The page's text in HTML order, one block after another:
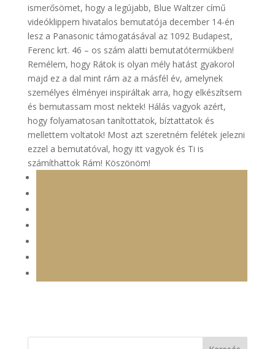
ismerősömet, hogy a legújabb, Blue Waltzer című
videóklippem hivatalos bemutatója december 14-én
lesz a Panasonic támogatásával az 1092 Budapest,
Ferenc krt. 46 – os szám alatti bemutatótermükben!
Remélem, hogy Rátok is olyan mély hatást gyakorol
majd ez a dal mint rám az a másfél év, amelynek
személyes élményei inspiráltak arra, hogy elkészítsem
és bemutassam most nektek! Hálás vagyok azért,
hogy folyamatosan tanítottatok, bíztattatok és
mellettem voltatok! Most azt szeretném felétek jelezni
ezzel a bemutatóval, hogy itt vagyok és Ti is
számíthattok Rám! Köszönöm!